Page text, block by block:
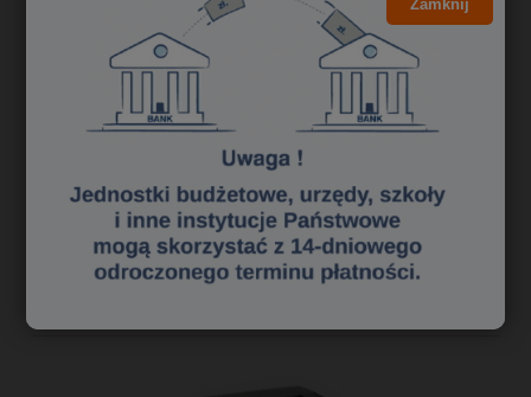
9,92 zł
do koszyka
« 1 2 3 »
Zamknij